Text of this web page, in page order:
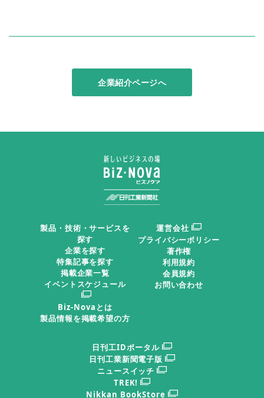
企業紹介ページへ
製品・技術・サービスを
探す
企業を探す
特集記事を探す
掲載企業一覧
イベントスケジュール
Biz-Novaとは
製品情報を掲載希望の方
運営会社
プライバシーポリシー
著作権
利用規約
会員規約
お問い合わせ
日刊工IDポータル
日刊工業新聞電子版
ニュースイッチ
TREK!
Nikkan BookStore